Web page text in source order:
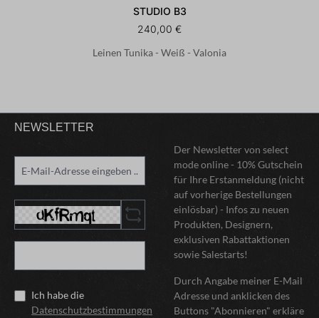
STUDIO B3
240,00 €
Leinen Tunika - Weiß - Valonia
NEWSLETTER
Ich habe die
Datenschutzbestimmungen
Der Newsletter von select
mode online - 10% Gutschein
für Ihre Erstanmeldung (nicht
auf vorherige Bestellungen
einlösbar) - Infos zu neuen
Produkten, Designern,
exklusiven Rabattaktionen
sowie Salestarts!
Durch Angabe meiner E-Mail
Adresse und anklicken des
Buttons "Abonnieren" erkläre